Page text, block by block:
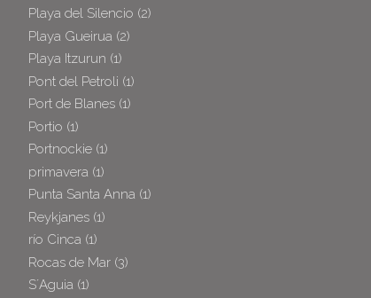
Playa del Silencio (2)
Playa Gueirua (2)
Playa Itzurun (1)
Pont del Petroli (1)
Port de Blanes (1)
Portio (1)
Portnockie (1)
primavera (1)
Punta Santa Anna (1)
Reykjanes (1)
río Cinca (1)
Rocas de Mar (3)
S´Aguia (1)